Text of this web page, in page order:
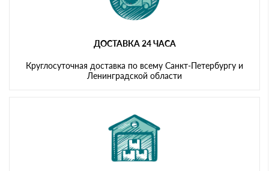
ДОСТАВКА 24 ЧАСА
Круглосуточная доставка по всему Санкт-Петербургу и
Ленинградской области